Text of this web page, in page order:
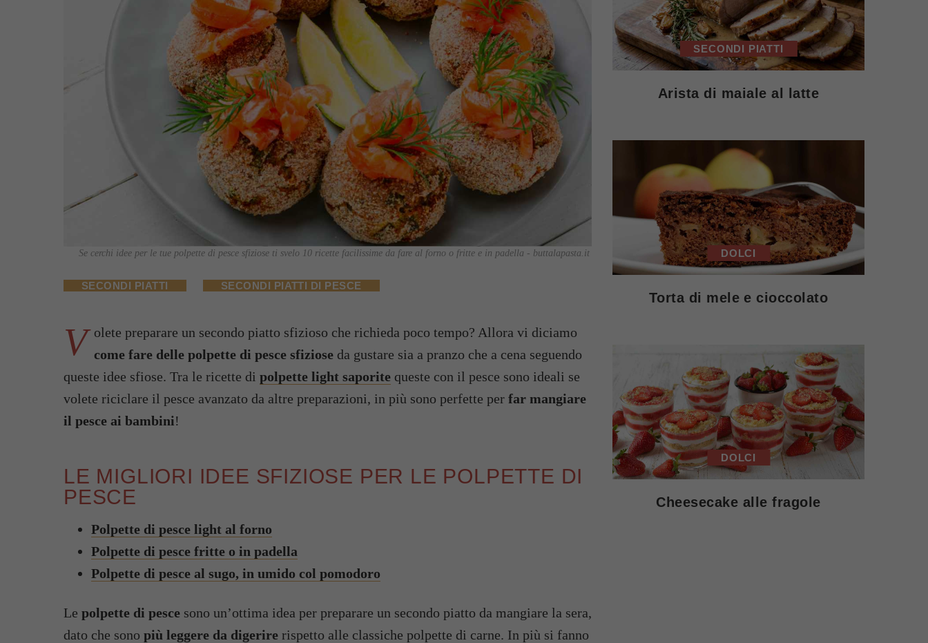
Se cerchi idee per le tue polpette di pesce sfiziose ti svelo 10 ricette facilissime da fare al forno o fritte e in padella - buttalapasta.it
SECONDI PIATTI SECONDI PIATTI DI PESCE
V olete preparare un secondo piatto sfizioso che richieda poco tempo? Allora vi diciamo
come fare delle polpette di pesce sfiziose da gustare sia a pranzo che a cena seguendo
queste idee sfiose. Tra le ricette di polpette light saporite queste con il pesce sono ideali se
volete riciclare il pesce avanzato da altre preparazioni, in più sono perfette per far mangiare
il pesce ai bambini!
LE MIGLIORI IDEE SFIZIOSE PER LE POLPETTE DI
PESCE
Polpette di pesce light al forno
Polpette di pesce fritte o in padella
Polpette di pesce al sugo, in umido col pomodoro
Le polpette di pesce sono un’ottima idea per preparare un secondo piatto da mangiare la sera,
dato che sono più leggere da digerire rispetto alle classiche polpette di carne. In più si fanno
SECONDI PIATTI
Arista di maiale al latte
DOLCI
Torta di mele e cioccolato
DOLCI
Cheesecake alle fragole